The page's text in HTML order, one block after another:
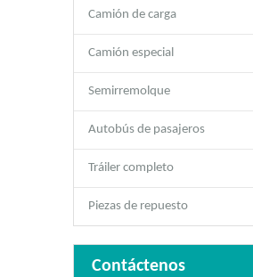
Camión de carga
Camión especial
Semirremolque
Autobús de pasajeros
Tráiler completo
Piezas de repuesto
Contáctenos